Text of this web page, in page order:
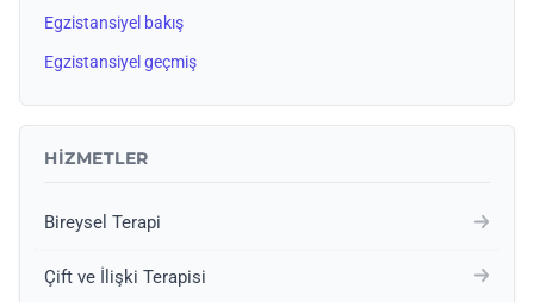
Egzistansiyel bakış
Egzistansiyel geçmiş
HIZMETLER
Bireysel Terapi
Çift ve İlişki Terapisi